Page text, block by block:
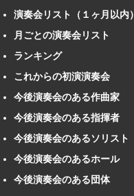
演奏会リスト（１ヶ月以内）
月ごとの演奏会リスト
ランキング
これからの初演演奏会
今後演奏会のある作曲家
今後演奏会のある指揮者
今後演奏会のあるソリスト
今後演奏会のあるホール
今後演奏会のある団体